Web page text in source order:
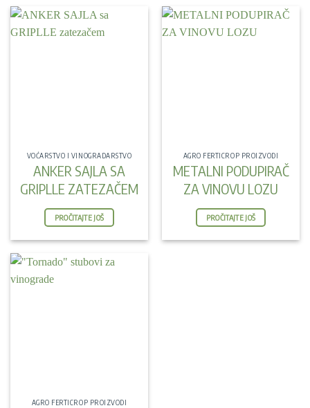
VOĆARSTVO I VINOGRADARSTVO
ANKER SAJLA SA
GRIPLLE ZATEZAČEM
PROČITAJTE JOŠ
AGRO FERTICROP PROIZVODI
METALNI PODUPIRAČ
ZA VINOVU LOZU
PROČITAJTE JOŠ
AGRO FERTICROP PROIZVODI